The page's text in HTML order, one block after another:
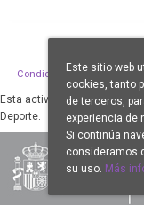
Condiciones de venta
Esta actividad ha sido
Deporte.
Este sitio web
cookies, tanto
de terceros,
experiencia de
Si continúa
consideramos
su uso. Más